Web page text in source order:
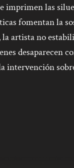
imprimen las
fomentan la
artista no
desaparecen
intervención